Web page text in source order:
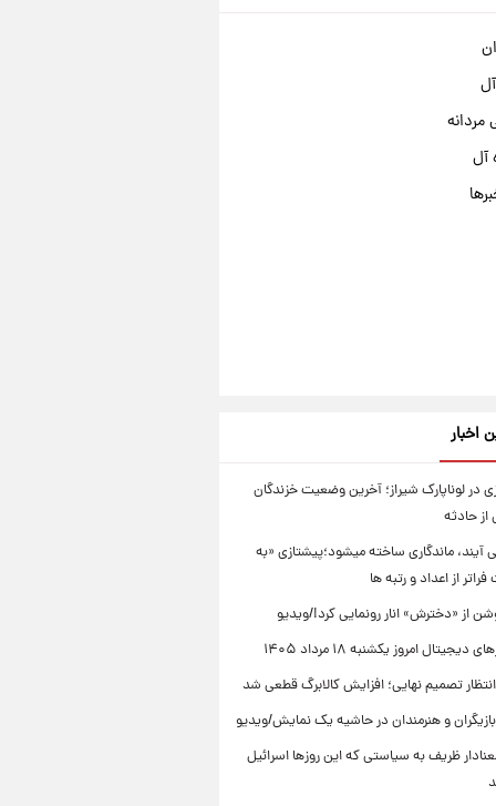
آل
اخبار
لوناپارک شیراز؛ آخرین وضعیت خزندگان
حادثه
آیند، ماندگاری ساخته میشود؛پیشتازی «به
از اعداد و رتبه ها
از «دخترش» انار رونمایی کرد!/ویدیو
امروز یکشنبه ۱۸ مرداد ۱۴۰۵
تصمیم نهایی؛ افزایش کالابرگ قطعی شد
و هنرمندان در حاشیه یک نمایش/ویدیو
ظریف به سیاستی که این روزها اسرائیل